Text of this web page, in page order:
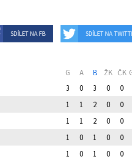
SDÍLET NA FB SDÍLET NA
G A B ŽK ČK
3 0 3 0 0
1 1 2 0 0
1 1 2 0 0
1 0 1 0 0
1 0 1 0 0